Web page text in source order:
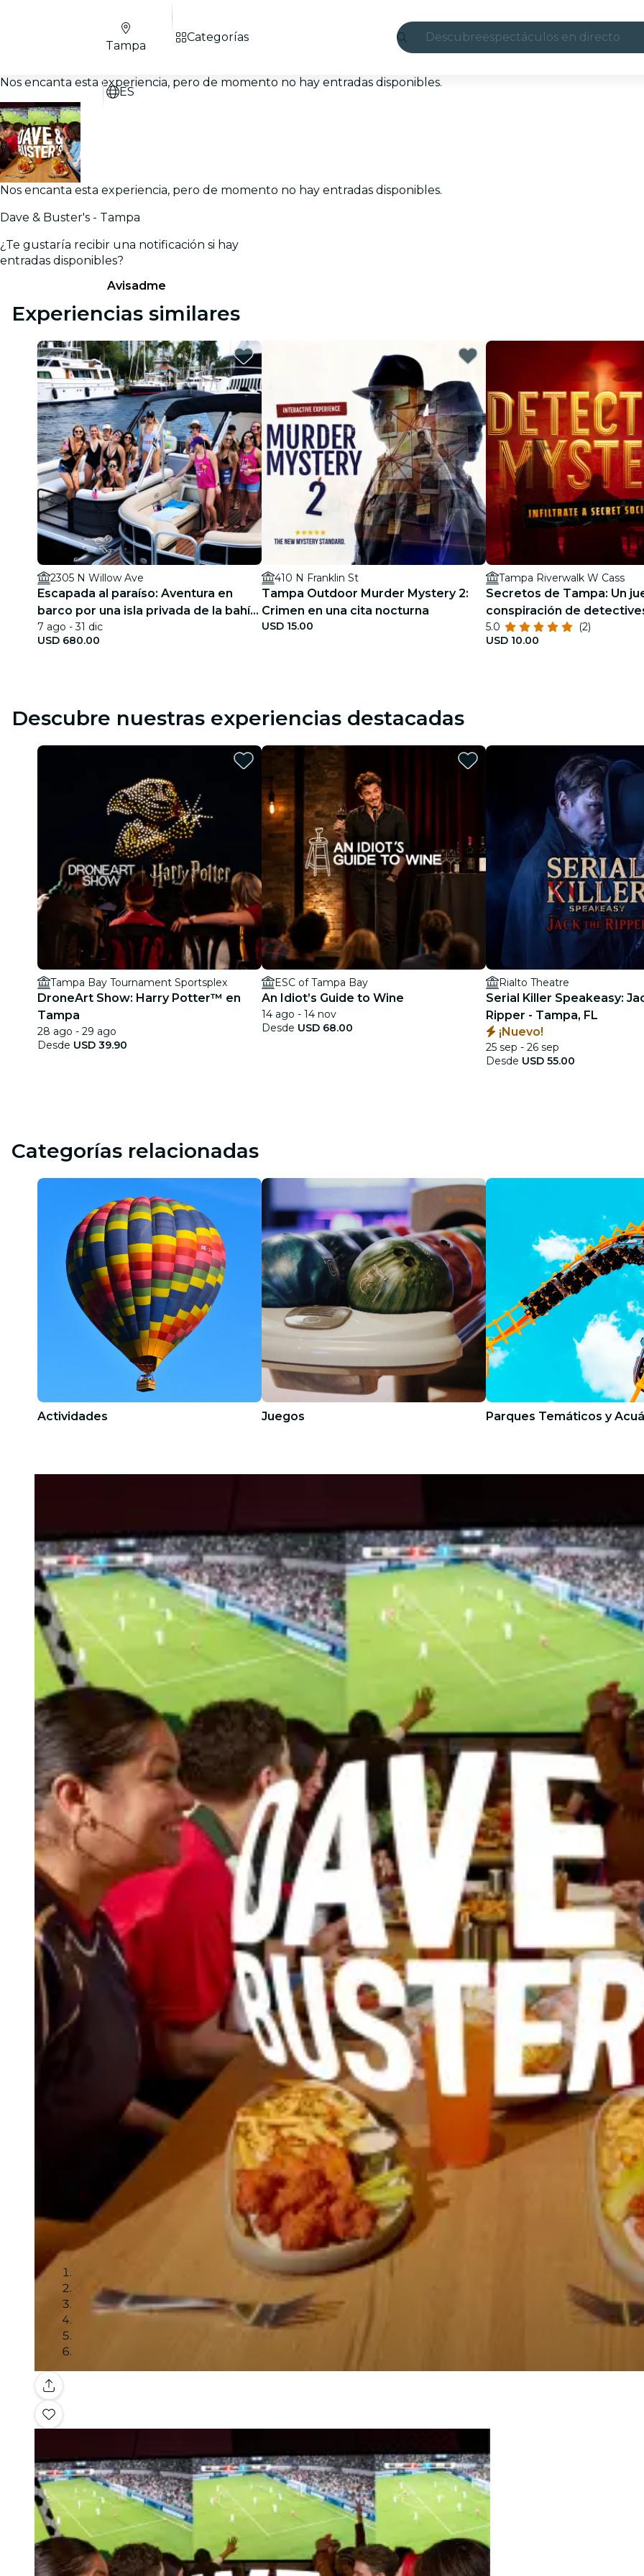
Descubreespectáculos en directo
Tampa
ES
Categorías
Nos encanta esta experiencia, pero de momento no hay entradas disponibles.
Nos encanta esta experiencia, pero de momento no hay entradas disponibles.
Dave & Buster's - Tampa
¿Te gustaría recibir una notificación si hay
entradas disponibles?
Avisadme
Experiencias similares
2305 N Willow Ave
Escapada al paraíso: Aventura en
barco por una isla privada de la bahía
de Tampa
7 ago - 31 dic
USD 680.00
410 N Franklin St
Tampa Outdoor Murder Mystery 2:
Crimen en una cita nocturna
USD 15.00
Tampa Riverwalk W Cass
Secretos de Tampa: Un
conspiración de
5.0
(2)
USD 10.00
Descubre nuestras experiencias destacadas
Tampa Bay Tournament Sportsplex
DroneArt Show: Harry Potter™ en
Tampa
28 ago - 29 ago
Desde USD 39.90
ESC of Tampa Bay
An Idiot’s Guide to Wine
14 ago - 14 nov
Desde USD 68.00
Rialto Theatre
Serial Killer Speakeasy:
Ripper - Tampa, FL
¡Nuevo!
25 sep - 26 sep
Desde USD 55.00
Categorías relacionadas
Actividades Juegos Parques Temáticos y
Galería